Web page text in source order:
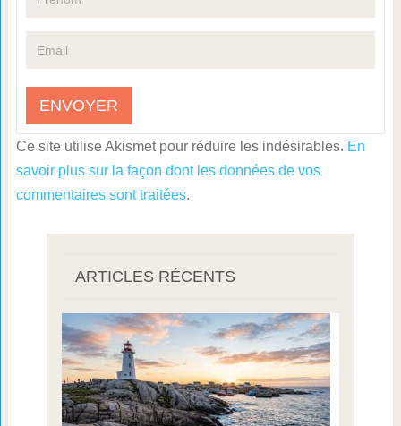
Ce site utilise Akismet pour réduire les indésirables. En
savoir plus sur la façon dont les données de vos
commentaires sont traitées.
ARTICLES RÉCENTS